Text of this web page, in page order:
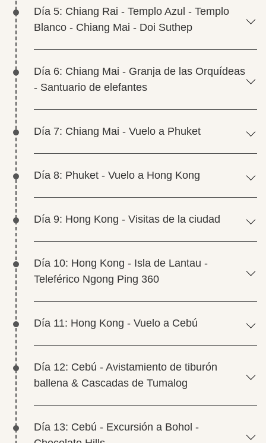
Día 5: Chiang Rai - Templo Azul - Templo
Blanco - Chiang Mai - Doi Suthep
Día 6: Chiang Mai - Granja de las Orquídeas
- Santuario de elefantes
Día 7: Chiang Mai - Vuelo a Phuket
Día 8: Phuket - Vuelo a Hong Kong
Día 9: Hong Kong - Visitas de la ciudad
Día 10: Hong Kong - Isla de Lantau -
Teleférico Ngong Ping 360
Día 11: Hong Kong - Vuelo a Cebú
Día 12: Cebú - Avistamiento de tiburón
ballena & Cascadas de Tumalog
Día 13: Cebú - Excursión a Bohol -